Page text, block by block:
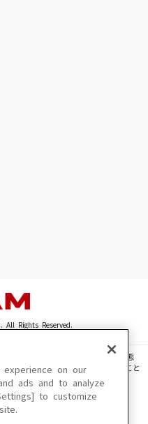
All Rights Reserved.
・写真・動画・音声等を、手段や形態
複製、転載、ファイル化などすること
だけない場合があります。
なる場合があります。
on our
ads and to analyze
to customize